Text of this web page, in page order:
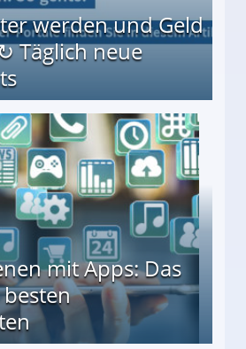
werden und Geld
Täglich neue
mit Apps: Das